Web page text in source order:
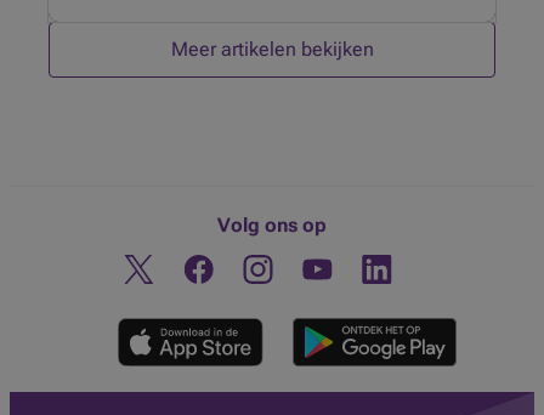
Meer artikelen bekijken
Volg ons op
Twitter FacebookInstagramOntdek ons YouTube-kanaal
Linkedin